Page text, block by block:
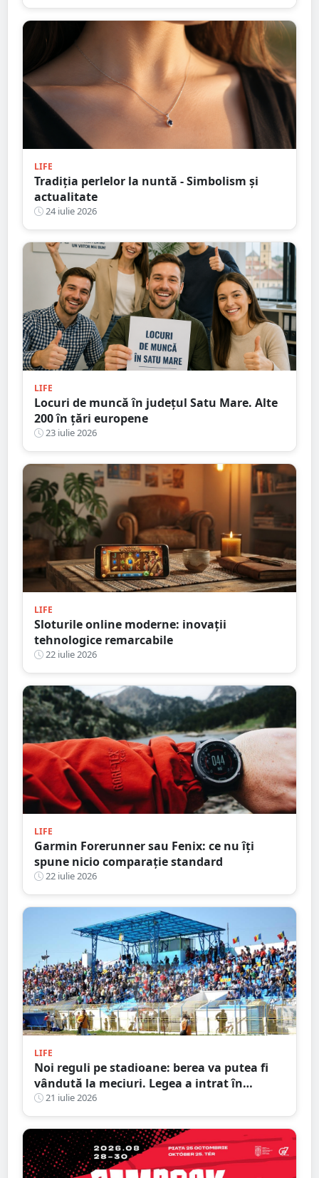
LIFE
Tradiția perlelor la nuntă - Simbolism și
actualitate
24 iulie 2026
LIFE
Locuri de muncă în județul Satu Mare. Alte
200 în țări europene
23 iulie 2026
LIFE
Sloturile online moderne: inovații
tehnologice remarcabile
22 iulie 2026
LIFE
Garmin Forerunner sau Fenix: ce nu îți
spune nicio comparație standard
22 iulie 2026
LIFE
Noi reguli pe stadioane: berea va putea fi
vândută la meciuri. Legea a intrat în
vigoare
21 iulie 2026